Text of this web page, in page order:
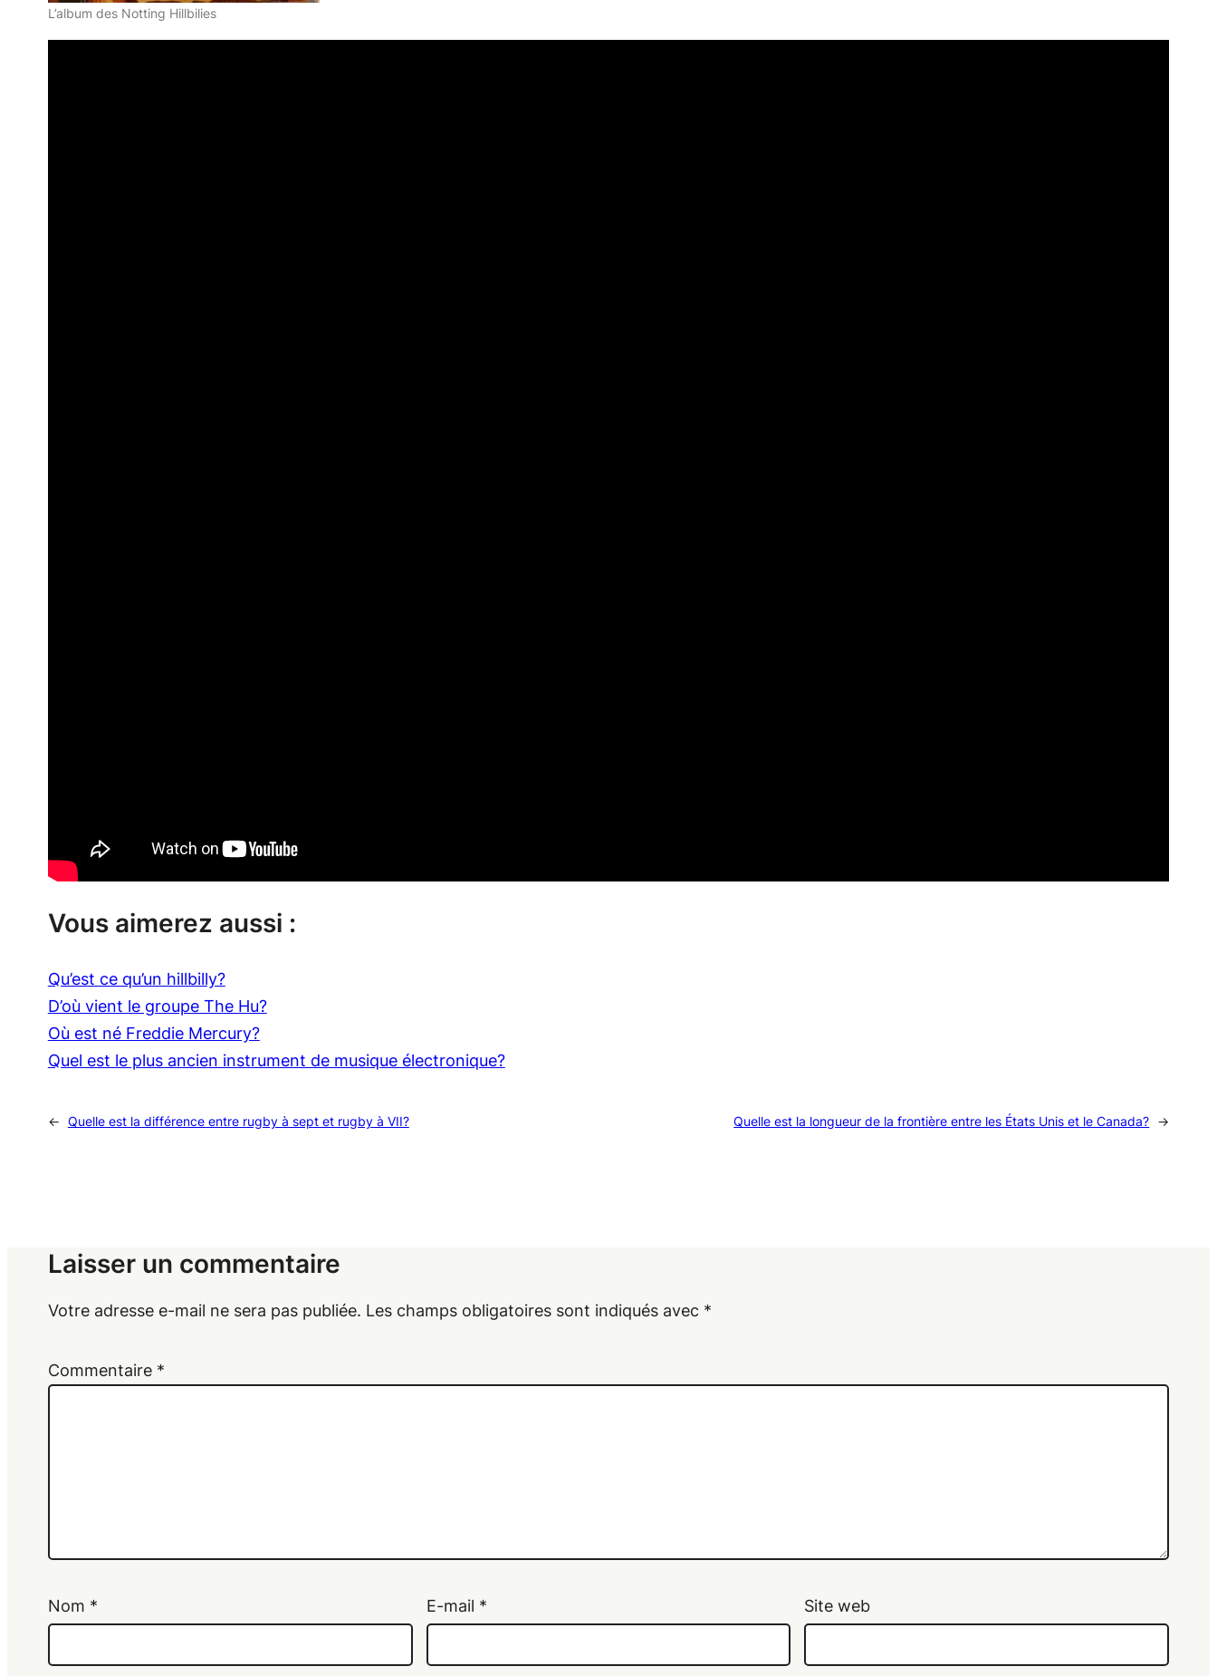
L’album des Notting Hillbilies
Vous aimerez aussi :
Qu’est ce qu’un hillbilly?
D’où vient le groupe The Hu?
Où est né Freddie Mercury?
Quel est le plus ancien instrument de musique électronique?
← Quelle est la différence entre rugby à sept et rugby à VII? Quelle est la longueur de la frontière entre les États Unis et le Canada? →
Laisser un commentaire
Votre adresse e-mail ne sera pas publiée. Les champs obligatoires sont indiqués avec *
Commentaire *
Nom * E-mail * Site web